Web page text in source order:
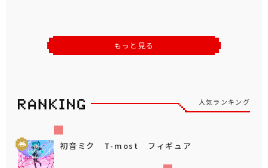
もっと見る
人気ランキング
初音ミク T-most フィギュア